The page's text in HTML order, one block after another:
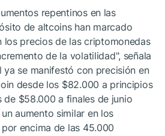
repentinos en las
de altcoins han marcado
los precios de las criptomonedas
de la volatilidad", señala
ya se manifestó con precisión en
desde los $82.000 a principios
de $58.000 a finales de junio
aumento similar en los
encima de las 45.000